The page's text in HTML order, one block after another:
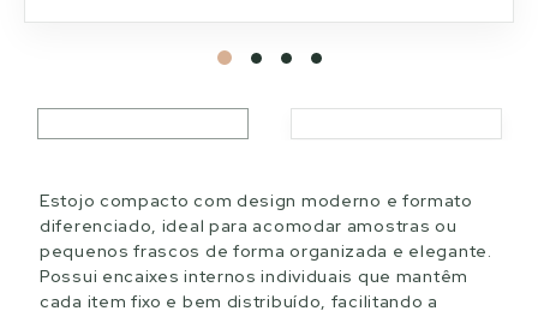
Estojo compacto com design moderno e formato
diferenciado, ideal para acomodar amostras ou
pequenos frascos de forma organizada e elegante.
Possui encaixes internos individuais que mantêm
cada item fixo e bem distribuído, facilitando a